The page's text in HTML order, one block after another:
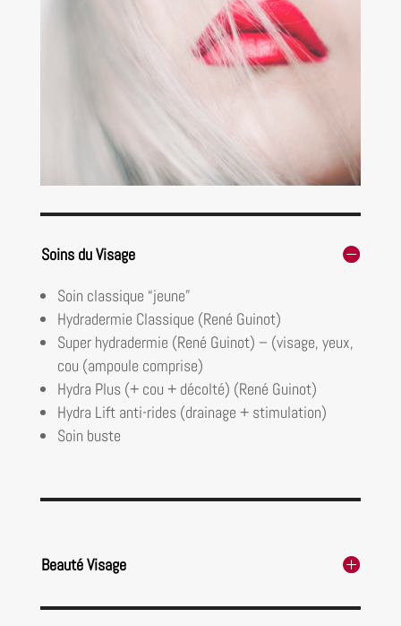
Soins du Visage
Soin classique “jeune”
Hydradermie Classique (René Guinot)
Super hydradermie (René Guinot) – (visage, yeux,
cou (ampoule comprise)
Hydra Plus (+ cou + décolté) (René Guinot)
Hydra Lift anti-rides (drainage + stimulation)
Soin buste
Beauté Visage